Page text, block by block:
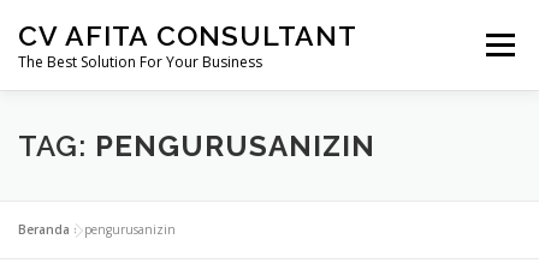
konten
CV AFITA CONSULTANT
The Best Solution For Your Business
Menu
AFITA CONSULTANT PENDIRIAN USAHA
PERIZINAN SERTIFIKASI
TAG: PENGURUSANIZIN
Beranda »pengurusanizin